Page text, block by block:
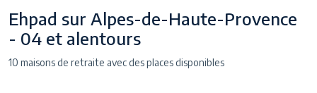
Ehpad sur Alpes-de-Haute-Provence
- 04 et alentours
10 maisons de retraite avec des places disponibles